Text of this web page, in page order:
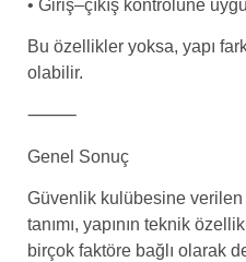
• Giriş–çıkış kontrolüne
Bu özellikler yoksa, yapı
olabilir.
⸻
Genel Sonuç
Güvenlik kulübesine verilen
tanımı, yapının teknik
birçok faktöre bağlı olarak